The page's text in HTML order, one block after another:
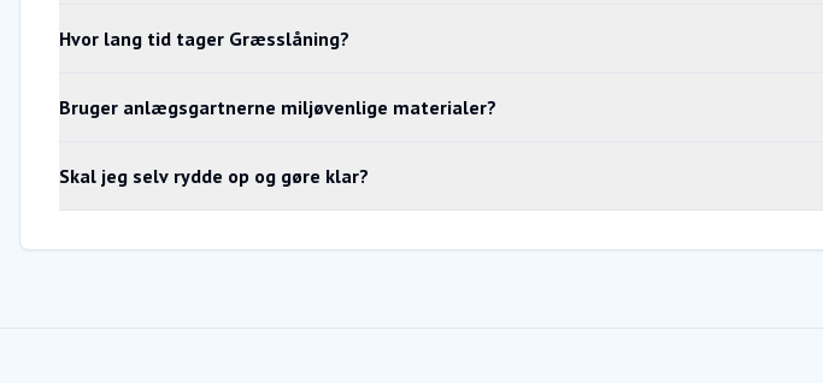
Hvor lang tid tager Græsslåning?
Bruger anlægsgartnerne miljøvenlige materialer?
Skal jeg selv rydde op og gøre klar?